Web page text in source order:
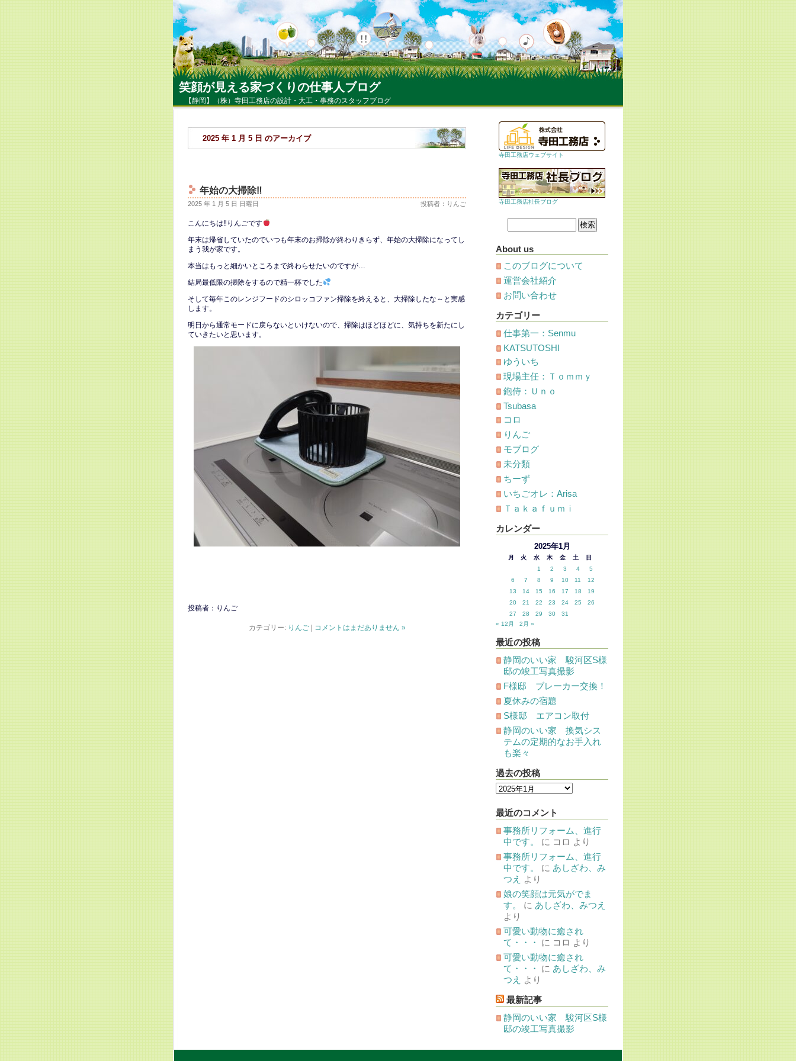
笑顔が見える家づくりの仕事人ブログ
【静岡】（株）寺田工務店の設計・大工・事務のスタッフブログ
2025 年 1 月 5 日 のアーカイブ
年始の大掃除‼
2025 年 1 月 5 日 日曜日 投稿者：りんご
こんにちは‼りんごです
年末は帰省していたのでいつも年末のお掃除が終わりきらず、年始の大掃除になってし
まう我が家です。
本当はもっと細かいところまで終わらせたいのですが…
結局最低限の掃除をするので精一杯でした
そして毎年このレンジフードのシロッコファン掃除を終えると、大掃除したな～と実感
します。
明日から通常モードに戻らないといけないので、掃除はほどほどに、気持ちを新たにし
ていきたいと思います。
投稿者：りんご
カテゴリー: りんご| コメントはまだありません »
寺田工務店ウェブサイト
寺田工務店社長ブログ
About us
このブログについて
運営会社紹介
お問い合わせ
カテゴリー
仕事第一：Senmu
KATSUTOSHI
ゆういち
現場主任：Ｔｏｍｍｙ
鉋侍：Ｕｎｏ
Tsubasa
コロ
りんご
モブログ
未分類
ちーず
いちごオレ：Arisa
Ｔａｋａｆｕｍｉ
カレンダー
2025年1月
月 火 水 木 金 土
日
1
2 3 4
5
6
7 8 9 10 11
12
13
14 15 16 17 18
19
20
21 22 23 24 25
26
27
28 29 30
31
« 12月
2月 »
最近の投稿
静岡のいい家 駿河区S様
邸の竣工写真撮影
F様邸 ブレーカー交換！
夏休みの宿題
S様邸 エアコン取付
静岡のいい家 換気シス
テムの定期的なお手入れ
も楽々
過去の投稿
過
去
投
稿
最近のコメント
事務所リフォーム、進行
中です。
に コロ より
事務所リフォーム、進行
中です。
に あしざわ、み
つえ
より
娘の笑顔は元気がでま
す。
に あしざわ、みつえ
より
可愛い動物に癒され
て・・・
に コロ より
可愛い動物に癒され
て・・・
に あしざわ、み
つえ
より
最新記事
静岡のいい家 駿河区S様
邸の竣工写真撮影